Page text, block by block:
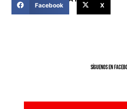
Facebook X
SíGUENOS EN